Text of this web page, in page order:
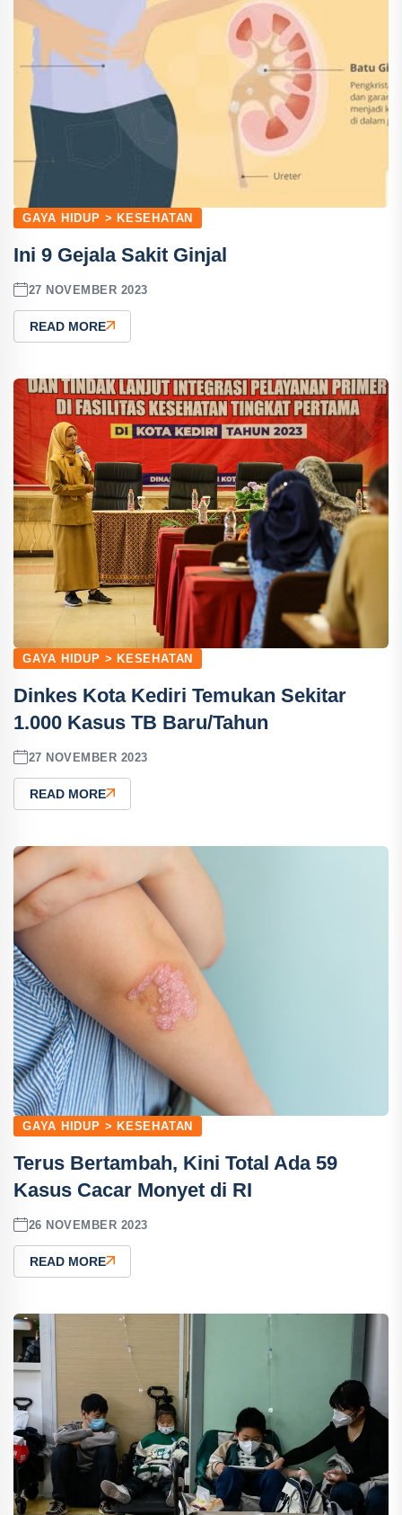
GAYA HIDUP > KESEHATAN
Ini 9 Gejala Sakit Ginjal
27 NOVEMBER 2023
READ MORE
GAYA HIDUP > KESEHATAN
Dinkes Kota Kediri Temukan Sekitar
1.000 Kasus TB Baru/Tahun
27 NOVEMBER 2023
READ MORE
GAYA HIDUP > KESEHATAN
Terus Bertambah, Kini Total Ada 59
Kasus Cacar Monyet di RI
26 NOVEMBER 2023
READ MORE